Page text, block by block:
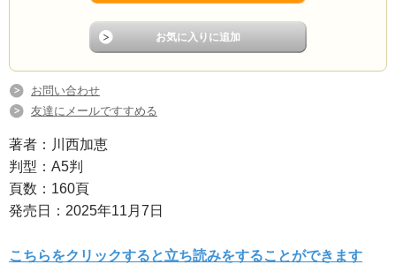
お問い合わせ
友達にメールですすめる
著者：川西加恵
判型：A5判
頁数：160頁
発売日：2025年11月7日
こちらをクリックすると立ち読みをすることができます